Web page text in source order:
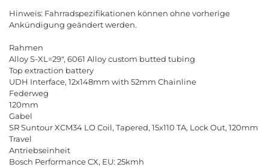
Hinweis: Fahrradspezifikationen können ohnevorherige
Ankündigung geändertwerden.
Rahmen
AlloyS-XL =29", 6061 Alloycustom butted tubing
Topextraction battery
UDH Interface, 12x148mm with 52mm Chainline
Federweg
120mm
Gabel
SRSuntourXCM34 LOCoil, Tapered, 15x110 TA, Lock Out, 120mm
Travel
Antriebseinheit
Bosch PerformanceCX, EU: 25kmh